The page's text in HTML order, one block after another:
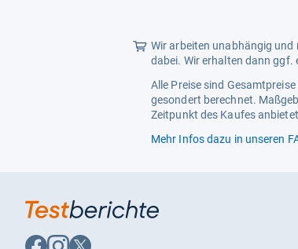
Ja
4
Wir arbeiten unabhängig und
dabei. Wir erhalten dann ggf.
Alle Preise sind
gesondert berechnet.
Zeitpunkt des Kaufes
Mehr Infos dazu in unseren
Auf Auf Auf